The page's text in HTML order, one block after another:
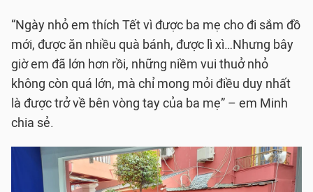
“Ngày nhỏ em thích Tết vì được ba mẹ cho đi sắm đồ
mới, được ăn nhiều quà bánh, được lì xì…Nhưng bây
giờ em đã lớn hơn rồi, những niềm vui thuở nhỏ
không còn quá lớn, mà chỉ mong mỏi điều duy nhất
là được trở về bên vòng tay của ba mẹ” – em Minh
chia sẻ.